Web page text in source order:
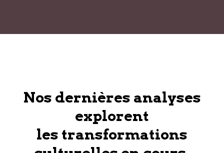
Nos dernières analyses
explorent
les transformations